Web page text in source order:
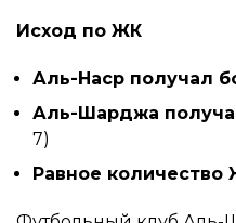
Исход по ЖК
Аль-Наср получал
Аль-Шарджа
7)
Равное количество